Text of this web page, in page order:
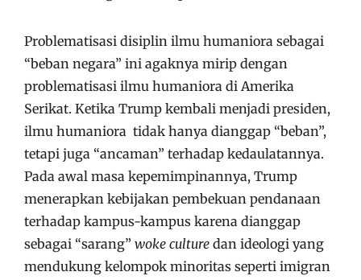
Problematisasi disiplin ilmu humaniora sebagai
“beban negara” ini agaknya mirip dengan
problematisasi ilmu humaniora di Amerika
Serikat. Ketika Trump kembali menjadi presiden,
ilmu humaniora tidak hanya dianggap “beban”,
tetapi juga “ancaman” terhadap kedaulatannya.
Pada awal masa kepemimpinannya, Trump
menerapkan kebijakan pembekuan pendanaan
terhadap kampus-kampus karena dianggap
sebagai “sarang” woke culture dan ideologi yang
mendukung kelompok minoritas seperti imigran